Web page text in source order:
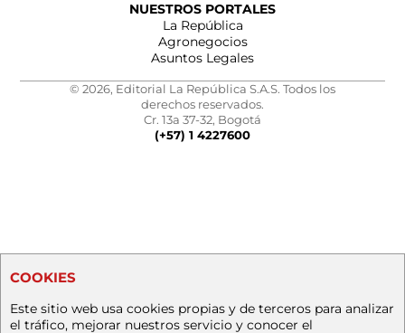
NUESTROS PORTALES
La República
Agronegocios
Asuntos Legales
© 2026, Editorial La República S.A.S. Todos los
derechos reservados.
Cr. 13a 37-32, Bogotá
(+57) 1 4227600
COOKIES
Este sitio web usa cookies propias y de terceros para analizar
el tráfico, mejorar nuestros servicio y conocer el